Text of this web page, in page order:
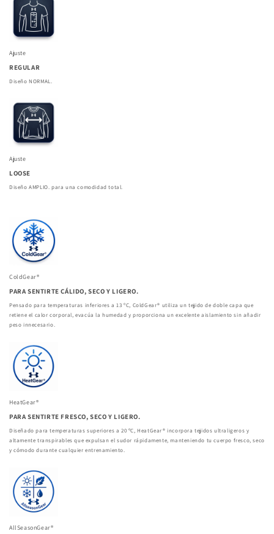
Ajuste
REGULAR
Diseño NORMAL.
Ajuste
LOOSE
Diseño AMPLIO. para una comodidad total.
ColdGear®
PARA SENTIRTE CÁLIDO, SECO Y LIGERO.
Pensado para temperaturas inferiores a 13 ºC, ColdGear® utiliza un tejido de doble capa que
retiene el calor corporal, evacúa la humedad y proporciona un excelente aislamiento sin añadir
peso innecesario.
HeatGear®
PARA SENTIRTE FRESCO, SECO Y LIGERO.
Diseñado para temperaturas superiores a 20 ºC, HeatGear® incorpora tejidos ultraligeros y
altamente transpirables que expulsan el sudor rápidamente, manteniendo tu cuerpo fresco, seco
y cómodo durante cualquier entrenamiento.
AllSeasonGear®